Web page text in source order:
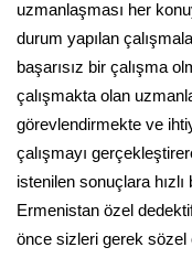
uzmanlaşması her
durum yapılan
başarısız bir çalışma
çalışmakta olan
görevlendirmekte ve
çalışmayı
istenilen sonuçlara hızlı
Ermenistan özel
önce sizleri gerek sözel